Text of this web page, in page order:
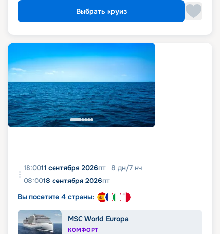
Выбрать круиз
18:0011 сентября 2026пт 8 дн/7 нч
08:0018 сентября 2026пт
Вы посетите 4 страны:
MSC World Europa
КОМФОРТ